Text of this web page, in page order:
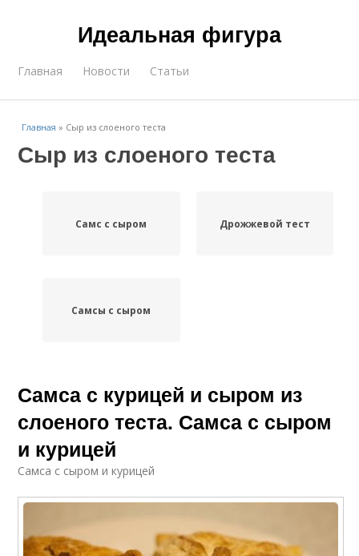
Идеальная фигура
Главная Новости Статьи
Главная » Сыр из слоеного теста
Сыр из слоеного теста
Самс с сыром Дрожжевой тест
Самсы с сыром
Самса с курицей и сыром из
слоеного теста. Самса с сыром
и курицей
Самса с сыром и курицей